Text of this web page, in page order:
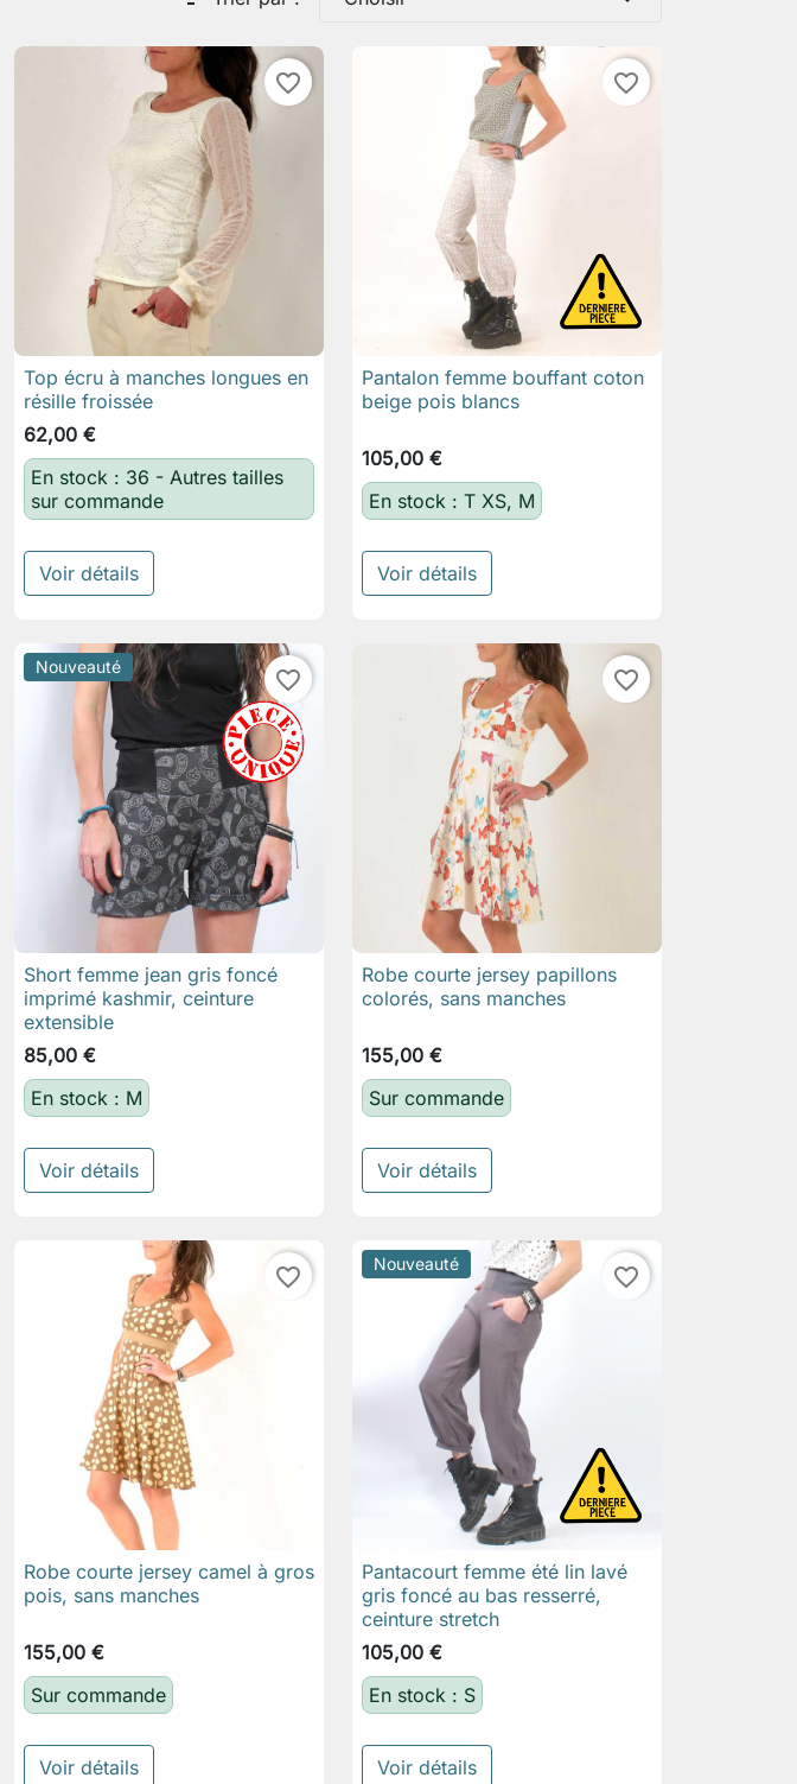
favorite_border
 Aperçu rapide
Top écru à manches longues en
résille froissée
62,00 €
En stock : 36 - Autres tailles
sur commande
Voir détails
favorite_border
 Aperçu rapide
Pantalon femme bouffant coton
beige pois blancs
105,00 €
En stock : T XS, M
Voir détails
Nouveauté favorite_border
 Aperçu rapide
Short femme jean gris foncé
imprimé kashmir, ceinture
extensible
85,00 €
En stock : M
Voir détails
favorite_border
 Aperçu rapide
Robe courte jersey papillons
colorés, sans manches
155,00 €
Sur commande
Voir détails
favorite_border
 Aperçu rapide
Robe courte jersey camel à gros
pois, sans manches
155,00 €
Sur commande
Voir détails
Nouveauté favorite_border
 Aperçu rapide
Pantacourt femme été lin lavé
gris foncé au bas resserré,
ceinture stretch
105,00 €
En stock : S
Voir détails